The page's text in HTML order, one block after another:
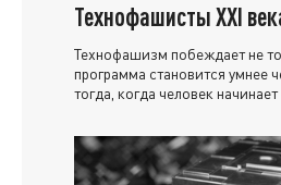
Технофашисты XXI
Технофашизм побеждает не
программа становится умнее
тогда, когда человек